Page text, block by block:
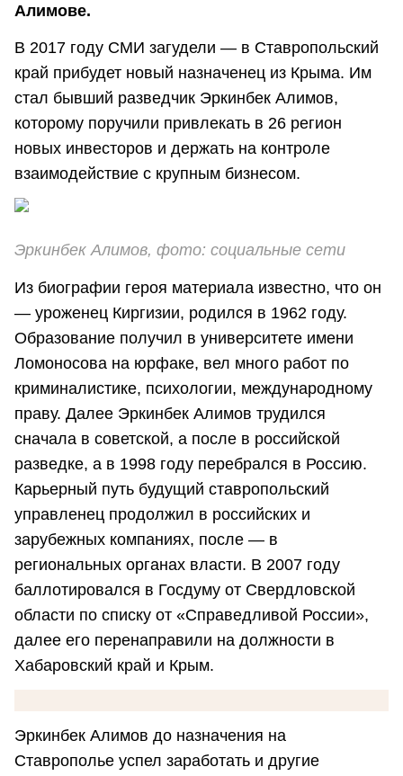
Алимове.
В 2017 году СМИ загудели — в Ставропольский
край прибудет новый назначенец из Крыма. Им
стал бывший разведчик Эркинбек Алимов,
которому поручили привлекать в 26 регион
новых инвесторов и держать на контроле
взаимодействие с крупным бизнесом.
Эркинбек Алимов, фото: социальные сети
Из биографии героя материала известно, что он
— уроженец Киргизии, родился в 1962 году.
Образование получил в университете имени
Ломоносова на юрфаке, вел много работ по
криминалистике, психологии, международному
праву. Далее Эркинбек Алимов трудился
сначала в советской, а после в российской
разведке, а в 1998 году перебрался в Россию.
Карьерный путь будущий ставропольский
управленец продолжил в российских и
зарубежных компаниях, после — в
региональных органах власти. В 2007 году
баллотировался в Госдуму от Свердловской
области по списку от «Справедливой России»,
далее его перенаправили на должности в
Хабаровский край и Крым.
Эркинбек Алимов до назначения на
Ставрополье успел заработать и другие